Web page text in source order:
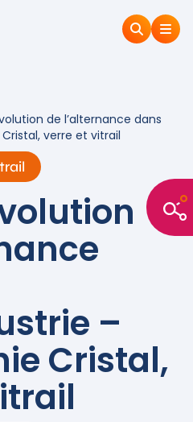
de l’alternance dans
verre et vitrail
–
Cristal,